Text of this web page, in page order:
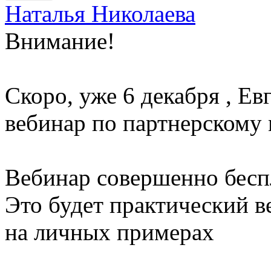
Наталья Николаева
Внимание!
Скоро, уже 6 декабря ,
вебинар по партнерскому
Вебинар совершенно
Это будет практический
на личных примерах